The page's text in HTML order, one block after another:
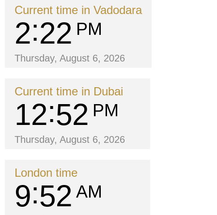
Current time in Vadodara
2 22 PM
Thursday, August 6, 2026
Current time in Dubai
12 52 PM
Thursday, August 6, 2026
London time
9 52 AM